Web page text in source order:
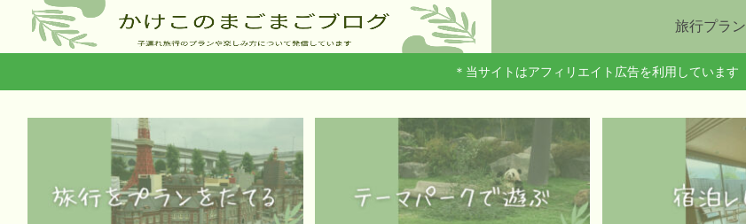
旅行プラン
＊当サイトはアフィリエイト広告を利用しています